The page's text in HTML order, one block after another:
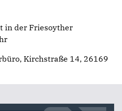
in der Friesoyther
Kirchstraße 14, 26169